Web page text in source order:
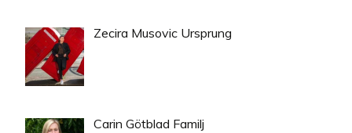
Zecira Musovic Ursprung
Carin Götblad Familj